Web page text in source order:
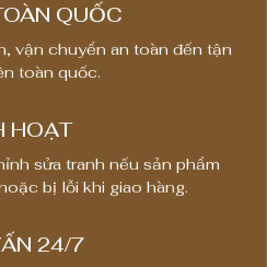
QUỐC
vận chuyển an toàn đến tận
toàn quốc.
HOẠT
sửa tranh nếu sản phẩm
bị lỗi khi giao hàng.
24/7